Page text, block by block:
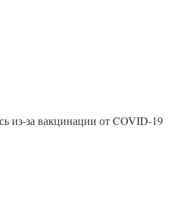
из-за вакцинации от COVID-19